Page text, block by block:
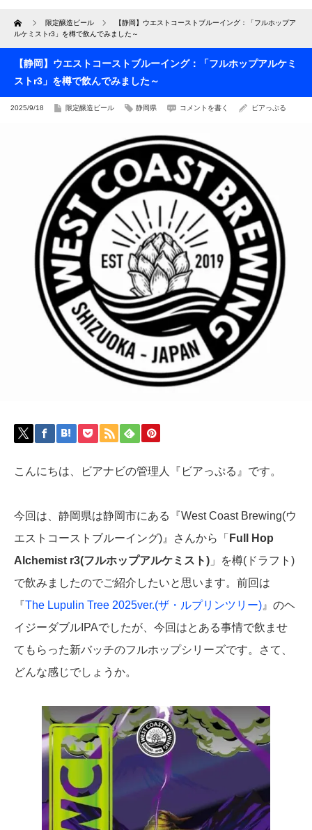
Home 限定醸造ビール
【静岡】ウエストコーストブルーイング：「フルホップア
ルケミストr3」を樽で飲んでみました～
【静岡】ウエストコーストブルーイング：「フルホップアルケミ
ストr3」を樽で飲んでみました～
2025/9/18 限定醸造ビール 静岡県 コメントを書く ビアっぷる
こんにちは、ビアナビの管理人『ビアっぷる』です。
今回は、静岡県は静岡市にある『West Coast Brewing(ウ
エストコーストブルーイング)』さんから「 Full Hop
Alchemist r3(フルホップアルケミスト) 」を樽(ドラフト)
で飲みましたのでご紹介したいと思います。前回は
『The Lupulin Tree 2025ver.(ザ・ルプリンツリー) 』のヘ
イジーダブルIPAでしたが、今回はとある事情で飲ませ
てもらった新バッチのフルホップシリーズです。さて、
どんな感じでしょうか。